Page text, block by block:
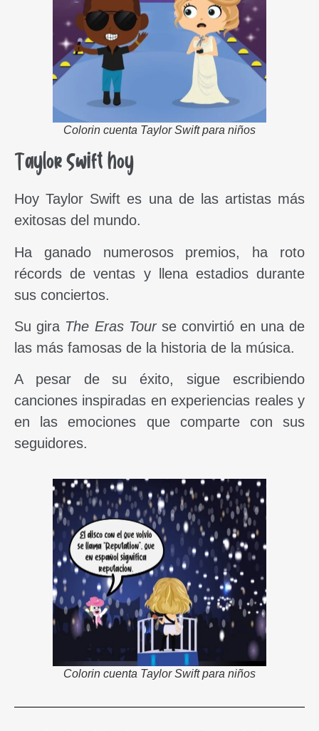
Colorin cuenta Taylor Swift para niños
Taylor Swift hoy
Hoy Taylor Swift es una de las artistas más
exitosas del mundo.
Ha ganado numerosos premios, ha roto
récords de ventas y llena estadios durante
sus conciertos.
Su gira The Eras Tourse convirtió en una de
las más famosas de la historia de la música.
A pesar de su éxito, sigue escribiendo
canciones inspiradas en experiencias reales y
en las emociones que comparte con sus
seguidores.
Colorin cuenta Taylor Swift para niños